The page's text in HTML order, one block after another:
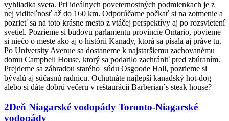
vyhliadka sveta. Pri ideálnych poveternostných podmienkach je z
nej viditeľnosť až do 160 km. Odporúčame počkať si na zotmenie a
pozrieť sa na toto krásne mesto z vtáčej perspektívy aj po rozsvietení
svetiel. Pozrieme si budovu parlamentu provincie Ontario, povieme
si niečo o meste ako aj o histórii Kanady, ktorá sa písala aj práve tu.
Po University Avenue sa dostaneme k najstaršiemu zachovanému
domu Campbell House, ktorý sa podarilo zachrániť pred zbúraním.
Prejdeme sa záhradou starého súdu Osgoode Hall, pozrieme si
bývalú aj súčasnú radnicu. Ochutnáte najlepší kanadský hot-dog
alebo si dáte dobrú večeru v reštaurácii Barberian´s steak house?
2Deň Niagarské vodopády Toronto-Niagarské
vodopády